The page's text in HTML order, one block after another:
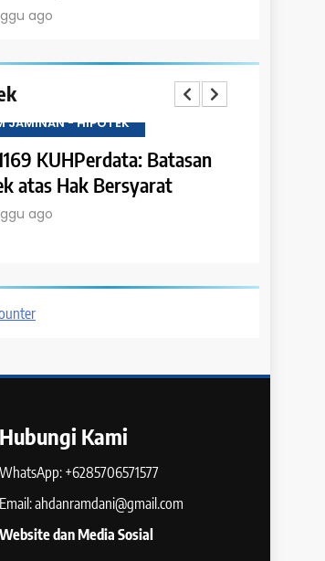
ago
JAMINAN - HIPOTEK
KUHPerdata: Batasan
atas Hak Bersyarat
ago
Hubungi Kami
WhatsApp: +6285706571577
Email: ahdanramdani@gmail.com
Website dan Media Sosial